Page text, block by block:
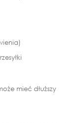
mieć dłuższy